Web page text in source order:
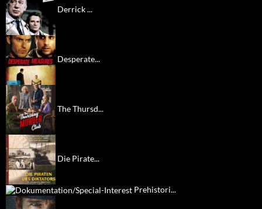
Derrick ...
Desperate...
The Thursd...
Die Pirate...
Prehistori...